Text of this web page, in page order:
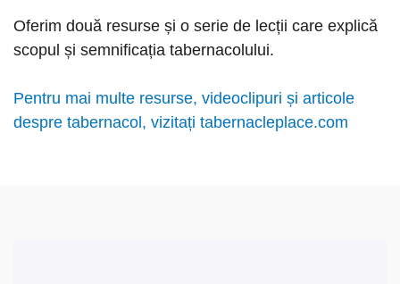
Oferim două resurse și o serie de lecții care explică
scopul și semnificația tabernacolului.
Pentru mai multe resurse, videoclipuri și articole
despre tabernacol, vizitați tabernacleplace.com